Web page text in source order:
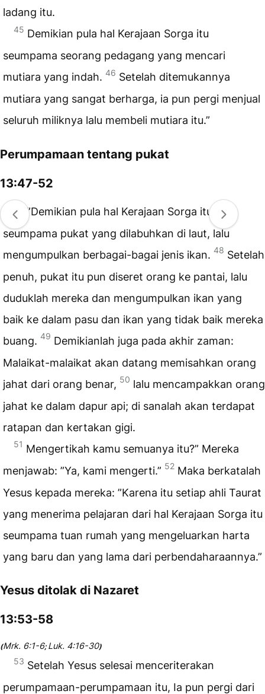
ladang itu.
45 Demikian pula hal Kerajaan Sorga itu
seumpama seorang pedagang yang mencari
mutiara yang indah. 46 Setelah ditemukannya
mutiara yang sangat berharga, ia pun pergi menjual
seluruh miliknya lalu membeli mutiara itu.”
Perumpamaan tentang pukat
13:47-52
”Demikian pula hal Kerajaan Sorga itu
seumpama pukat yang dilabuhkan di laut, lalu
mengumpulkan berbagai-bagai jenis ikan. 48 Setelah
penuh, pukat itu pun diseret orang ke pantai, lalu
duduklah mereka dan mengumpulkan ikan yang
baik ke dalam pasu dan ikan yang tidak baik mereka
buang. 49 Demikianlah juga pada akhir zaman:
Malaikat-malaikat akan datang memisahkan orang
jahat dari orang benar, 50 lalu mencampakkan orang
jahat ke dalam dapur api; di sanalah akan terdapat
ratapan dan kertakan gigi.
51 Mengertikah kamu semuanya itu?” Mereka
menjawab: ”Ya, kami mengerti.” 52 Maka berkatalah
Yesus kepada mereka: ”Karena itu setiap ahli Taurat
yang menerima pelajaran dari hal Kerajaan Sorga itu
seumpama tuan rumah yang mengeluarkan harta
yang baru dan yang lama dari perbendaharaannya.”
Yesus ditolak di Nazaret
13:53-58
(Mrk. 6:1-6;Luk. 4:16-30)
53 Setelah Yesus selesai menceriterakan
perumpamaan-perumpamaan itu, Ia pun pergi dari